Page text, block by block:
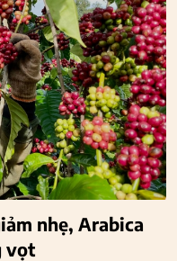
nhẹ, Arabica
vọt